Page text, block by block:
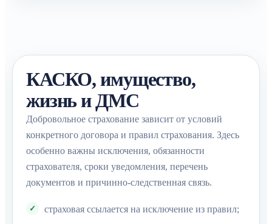
КАСКО, имущество,
жизнь и ДМС
Добровольное страхование зависит от условий
конкретного договора и правил страхования. Здесь
особенно важны исключения, обязанности
страхователя, сроки уведомления, перечень
документов и причинно-следственная связь.
страховая ссылается на исключение из правил;